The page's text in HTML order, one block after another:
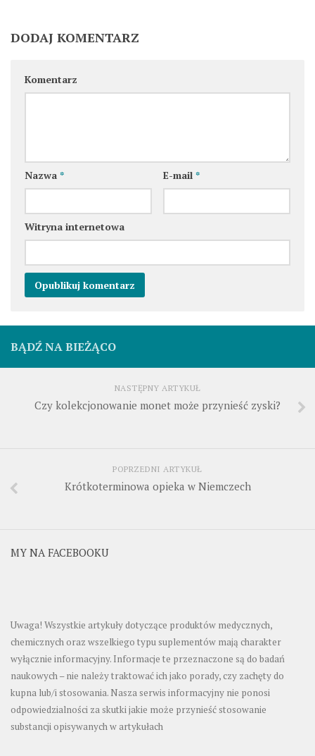
DODAJ KOMENTARZ
Komentarz
Nazwa * E-mail *
Witryna internetowa
BĄDŹ NA BIEŻĄCO
NASTĘPNY ARTYKUŁ
Czy kolekcjonowanie monet może przynieść zyski?
POPRZEDNI ARTYKUŁ
Krótkoterminowa opieka w Niemczech
MY NA FACEBOOKU
Uwaga! Wszystkie artykuły dotyczące produktów medycznych,
chemicznych oraz wszelkiego typu suplementów mają charakter
wyłącznie informacyjny. Informacje te przeznaczone są do badań
naukowych – nie należy traktować ich jako porady, czy zachęty do
kupna lub/i stosowania. Nasza serwis informacyjny nie ponosi
odpowiedzialności za skutki jakie może przynieść stosowanie
substancji opisywanych w artykułach